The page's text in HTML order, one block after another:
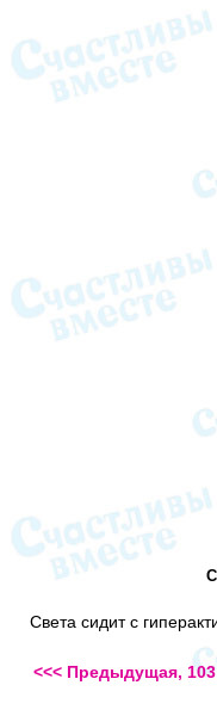
Света сидит с
<<< Предыдущая,